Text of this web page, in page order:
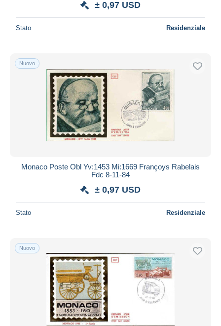
± 0,97 USD
Stato Residenziale
Nuovo
Monaco Poste Obl Yv:1453 Mi:1669 Françoys Rabelais
Fdc 8-11-84
± 0,97 USD
Stato Residenziale
Nuovo